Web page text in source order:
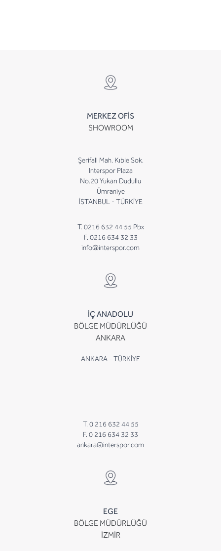
MERKEZ OFİS
SHOWROOM
Şerifali Mah. Kıble Sok.
Interspor Plaza
No.20 Yukarı Dudullu
Ümraniye
İSTANBUL - TÜRKİYE
T. 0216 632 44 55 Pbx
F. 0216 634 32 33
info@interspor.com
İÇ ANADOLU
BÖLGE MÜDÜRLÜĞÜ
ANKARA
ANKARA - TÜRKİYE
T. 0 216 632 44 55
F. 0 216 634 32 33
ankara@interspor.com
EGE
BÖLGE MÜDÜRLÜĞÜ
İZMİR